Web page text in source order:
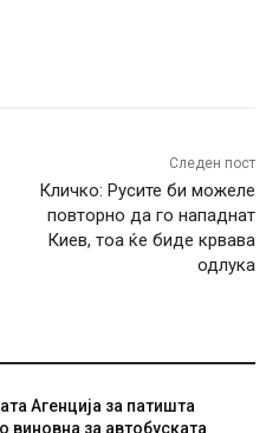
Следен пост
Кличко: Русите би можеле
повторно да го нападнат
Киев, тоа ќе биде крвава
одлука
Агенција за патишта
виновна за автобуската